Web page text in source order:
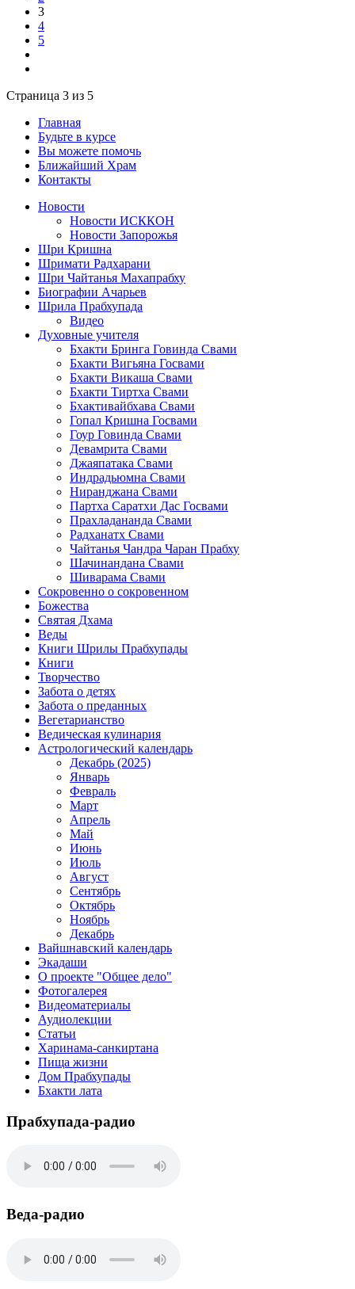
3
4
5
Страница 3 из 5
Главная
Будьте в курсе
Вы можете помочь
Ближайший Храм
Контакты
Новости
Новости ИСККОН
Новости Запорожья
Шри Кришна
Шримати Радхарани
Шри Чайтанья Махапрабху
Биографии Ачарьев
Шрила Прабхупада
Видео
Духовные учителя
Бхакти Бринга Говинда Свами
Бхакти Вигьяна Госвами
Бхакти Викаша Свами
Бхакти Тиртха Свами
Бхактивайбхава Свами
Гопал Кришна Госвами
Гоур Говинда Свами
Девамрита Свами
Джаяпатака Свами
Индрадьюмна Свами
Ниранджана Свами
Партха Саратхи Дас Госвами
Прахладананда Свами
Радханатх Свами
Чайтанья Чандра Чаран Прабху
Шачинандана Свами
Шиварама Свами
Сокровенно о сокровенном
Божества
Святая Дхама
Веды
Книги Шрилы Прабхупады
Книги
Творчество
Забота о детях
Забота о преданных
Вегетарианство
Ведическая кулинария
Астрологический календарь
Декабрь (2025)
Январь
Февраль
Март
Апрель
Май
Июнь
Июль
Август
Сентябрь
Октябрь
Ноябрь
Декабрь
Вайшнавский календарь
Экадаши
О проекте "Общее дело"
Фотогалерея
Видеоматериалы
Аудиолекции
Статьи
Харинама-санкиртана
Пища жизни
Дом Прабхупады
Бхакти лата
Прабхупада-радио
Веда-радио